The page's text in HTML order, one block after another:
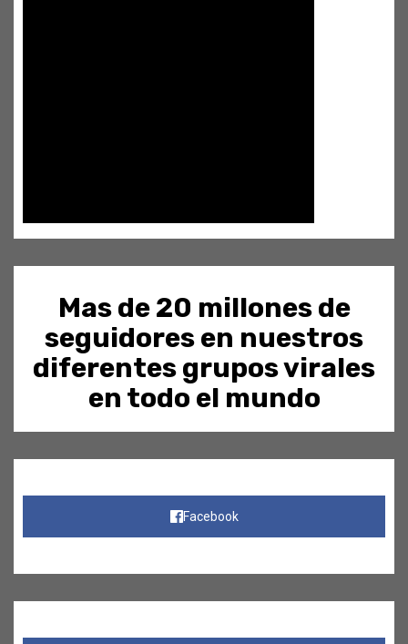
Mas de 20 millones de
seguidores en nuestros
diferentes grupos virales
en todo el mundo
Facebook